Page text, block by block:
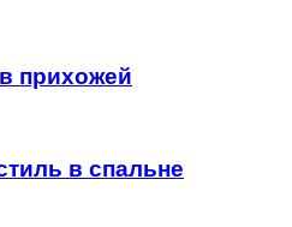
прихожей
в спальне